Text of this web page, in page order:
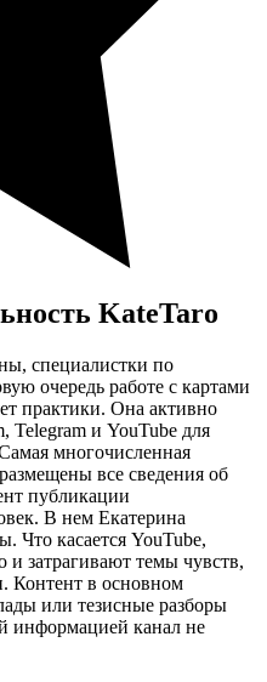
KateTaro
специалистки по
очередь работе с картами
практики. Она активно
Telegram и YouTube для
многочисленная
все сведения об
публикации
В нем Екатерина
Что касается YouTube,
и затрагивают темы чувств,
Контент в основном
или тезисные разборы
информацией канал не